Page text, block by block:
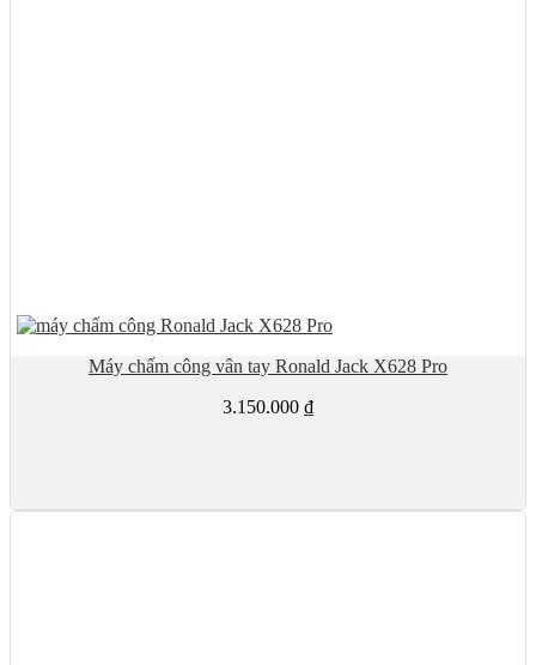
Máy chấm công vân tay Ronald Jack X628 Pro
3.150.000 ₫